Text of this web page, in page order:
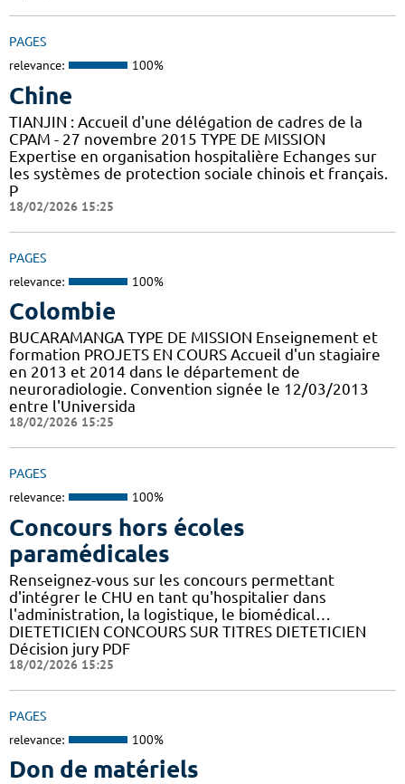
PAGES
relevance: 100%
Chine
TIANJIN : Accueil d'une délégation de cadres de la
CPAM - 27 novembre 2015 TYPE DE MISSION
Expertise en organisation hospitalière Echanges sur
les systèmes de protection sociale chinois et français.
P
18/02/2026 15:25
PAGES
relevance: 100%
Colombie
BUCARAMANGA TYPE DE MISSION Enseignement et
formation PROJETS EN COURS Accueil d'un stagiaire
en 2013 et 2014 dans le département de
neuroradiologie. Convention signée le 12/03/2013
entre l'Universida
18/02/2026 15:25
PAGES
relevance: 100%
Concours hors écoles
paramédicales
Renseignez-vous sur les concours permettant
d'intégrer le CHU en tant qu'hospitalier dans
l'administration, la logistique, le biomédical…
DIETETICIEN CONCOURS SUR TITRES DIETETICIEN
Décision jury PDF
18/02/2026 15:25
PAGES
relevance: 100%
Don de matériels